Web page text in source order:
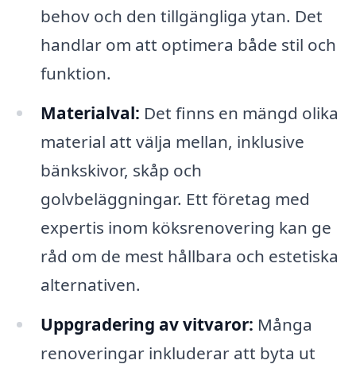
behov och den tillgängliga ytan. Det
handlar om att optimera både stil och
funktion.
Materialval: Det finns en mängd olika
material att välja mellan, inklusive
bänkskivor, skåp och
golvbeläggningar. Ett företag med
expertis inom köksrenovering kan ge
råd om de mest hållbara och estetiska
alternativen.
Uppgradering av vitvaror: Många
renoveringar inkluderar att byta ut